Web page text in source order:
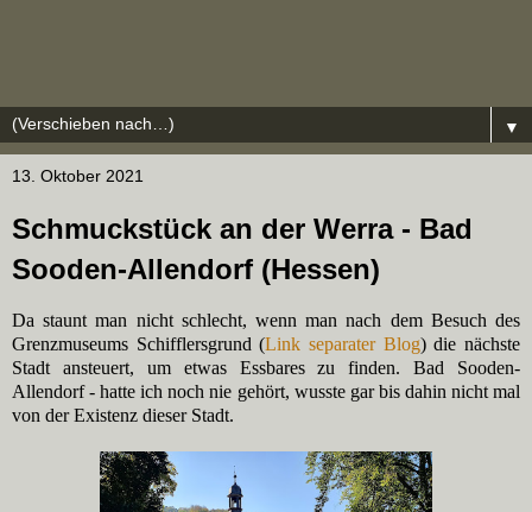
▼
13. Oktober 2021
Schmuckstück an der Werra - Bad
Sooden-Allendorf (Hessen)
Da staunt man nicht schlecht, wenn man nach dem Besuch des
Grenzmuseums Schifflersgrund (Link separater Blog) die nächste
Stadt ansteuert, um etwas Essbares zu finden. Bad Sooden-
Allendorf - hatte ich noch nie gehört, wusste gar bis dahin nicht mal
von der Existenz dieser Stadt.